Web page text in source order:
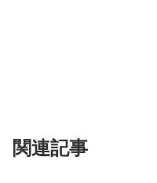
関連記事